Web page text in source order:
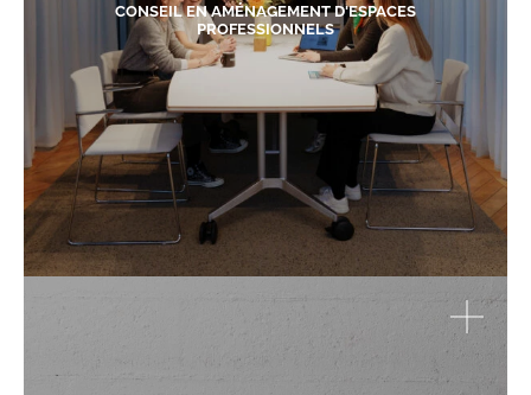
CONSEIL EN AMÉNAGEMENT D'ESPACES
PROFESSIONNELS